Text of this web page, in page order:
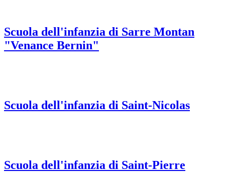
Scuola dell'infanzia di Sarre Montan
"Venance Bernin"
Scuola dell'infanzia di Saint-Nicolas
Scuola dell'infanzia di Saint-Pierre